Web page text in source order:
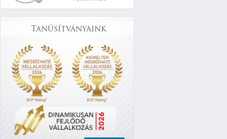
Tanúsítványaink